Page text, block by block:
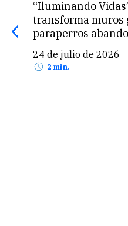
“Iluminando
transforma muros
paraperros
24 de julio de 2026
2 min.